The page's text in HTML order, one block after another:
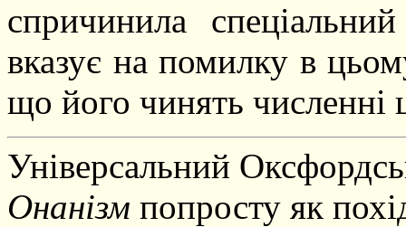
спричинила
вказує на помилку в
що його чинять численні
Універсальний
Онанізм попросту як